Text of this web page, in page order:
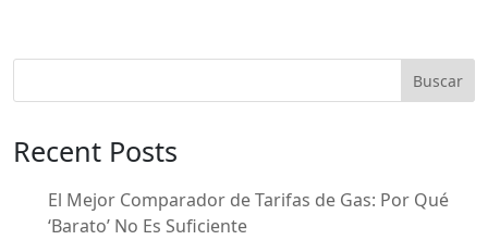
e
b
o
o
k
er l p
ar Buscar
Recent Posts
El Mejor Comparador de Tarifas de Gas: Por Qué
‘Barato’ No Es Suficiente